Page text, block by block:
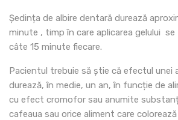
Ședința de albire dentară durează
minute , timp în care aplicarea gelului se
câte 15 minute fiecare.
Pacientul trebuie să știe că efectul unei
durează, în medie, un an, în funcție de
cu efect cromofor sau anumite
cafeaua sau orice aliment care